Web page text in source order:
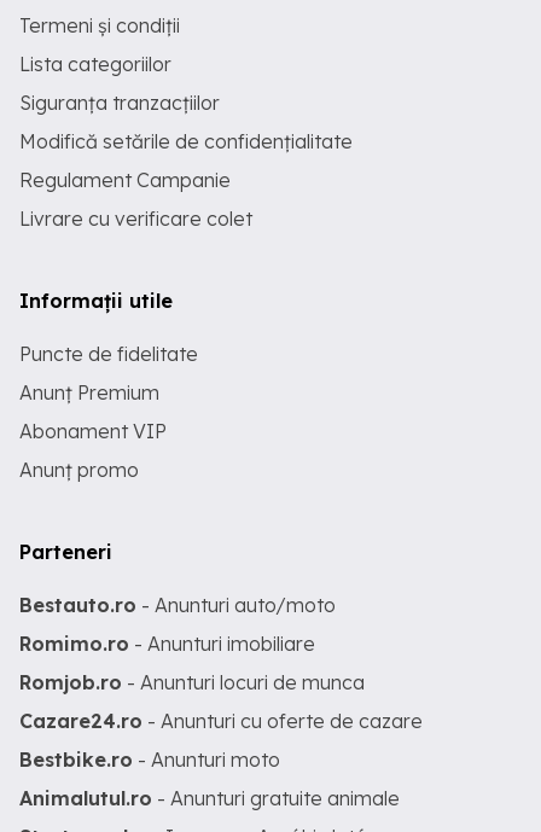
Termeni și condiții
Lista categoriilor
Siguranța tranzacțiilor
Modifică setările de confidențialitate
Regulament Campanie
Livrare cu verificare colet
Informații utile
Puncte de fidelitate
Anunț Premium
Abonament VIP
Anunț promo
Parteneri
Bestauto.ro - Anunturi auto/moto
Romimo.ro - Anunturi imobiliare
Romjob.ro - Anunturi locuri de munca
Cazare24.ro - Anunturi cu oferte de cazare
Bestbike.ro - Anunturi moto
Animalutul.ro - Anunturi gratuite animale